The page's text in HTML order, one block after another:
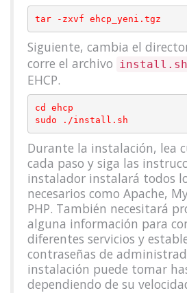
Siguiente, cambia el
corre el archivo install.sh
EHCP.
cd ehcp
Durante la instalación, lea
cada paso y siga las
instalador instalará todos
necesarios como Apache,
PHP. También necesitará
alguna información para
diferentes servicios y
contraseñas de
instalación puede tomar
dependiendo de su